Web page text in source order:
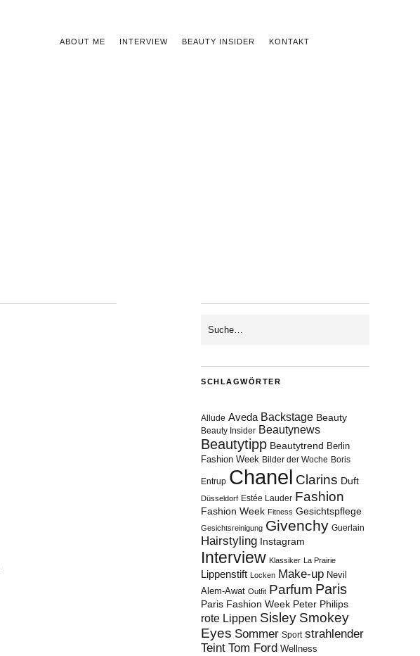
ABOUT ME INTERVIEW BEAUTY INSIDER KONTAKT
SCHLAGWÖRTER
Allude Aveda Backstage Beauty
Beauty Insider Beautynews
Beautytipp Beautytrend Berlin
Fashion Week Bilder der Woche Boris
Entrup Chanel Clarins Duft
Düsseldorf Estée Lauder Fashion
Fashion Week Fitness Gesichtspflege
Gesichtsreinigung Givenchy Guerlain
Hairstyling Instagram
Interview Klassiker La Prairie
Lippenstift Locken Make-up Nevil
Alem-Awat Outfit Parfum Paris
Paris Fashion Week Peter Philips
rote Lippen Sisley Smokey
Eyes Sommer Sport strahlender
Teint Tom Ford Wellness